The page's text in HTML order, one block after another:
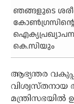
ഞങ്ങളുടെ
കെ.സിയും
ആഭ്യന്തര വകുപ്പ്
വിശ്വസ്തനായ